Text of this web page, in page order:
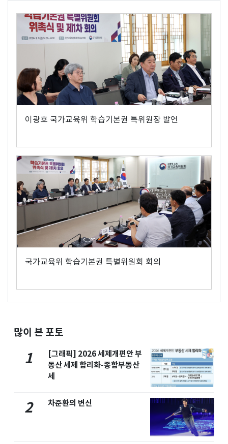
이광호 국가교육위 학습기본권 특위원장 발언
국가교육위 학습기본권 특별위원회 회의
많이 본 포토
1
[그래픽] 2026 세제개편안 부
동산 세제 합리화-종합부동산
세
2 차준환의 변신